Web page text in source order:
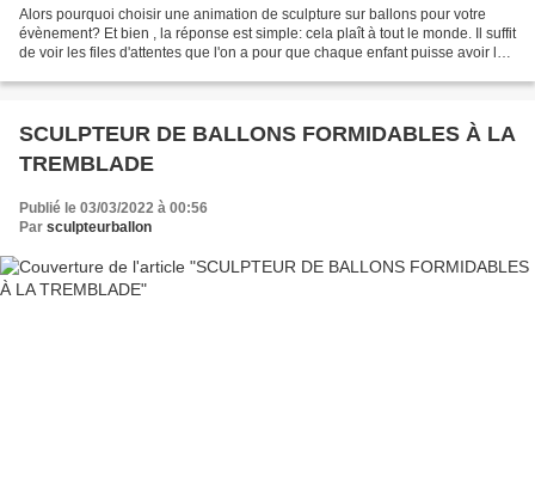
Alors pourquoi choisir une animation de sculpture sur ballons pour votre
évènement? Et bien , la réponse est simple: cela plaît à tout le monde. Il suffit
de voir les files d'attentes que l'on a pour que chaque enfant puisse avoir la
SCULPTEUR DE BALLONS FORMIDABLES À LA
TREMBLADE
Publié le 03/03/2022 à 00:56
Par sculpteurballon